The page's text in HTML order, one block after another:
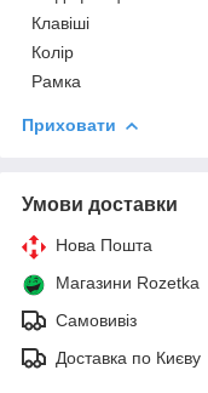
Клавіші
Колір
Рамка
Приховати
Умови доставки
Нова Пошта
Магазини Rozetka
Самовивіз
Доставка по Києву